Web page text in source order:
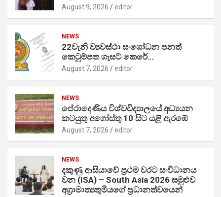
August 9, 2026 editor
NEWS
22වැනි ව්‍යවස්ථා සංශෝධන පනත්
කෙටුම්පත ගැසට් කෙරේ…
August 7, 2026 editor
NEWS
පේරාදෙණිය විශ්වවිද්‍යාලයේ අධ්‍යයන
කටයුතු අගෝස්තු 10 සිට යළි ඇරඹේ
August 7, 2026 editor
NEWS
දකුණු ආසියාවේ ප්‍රථම වරට සංවිධානය
වන (ISA) – South Asia 2026 සමුළුව
අග්‍රාමාත්‍යතුමියගේ ප්‍රධානත්වයෙන්